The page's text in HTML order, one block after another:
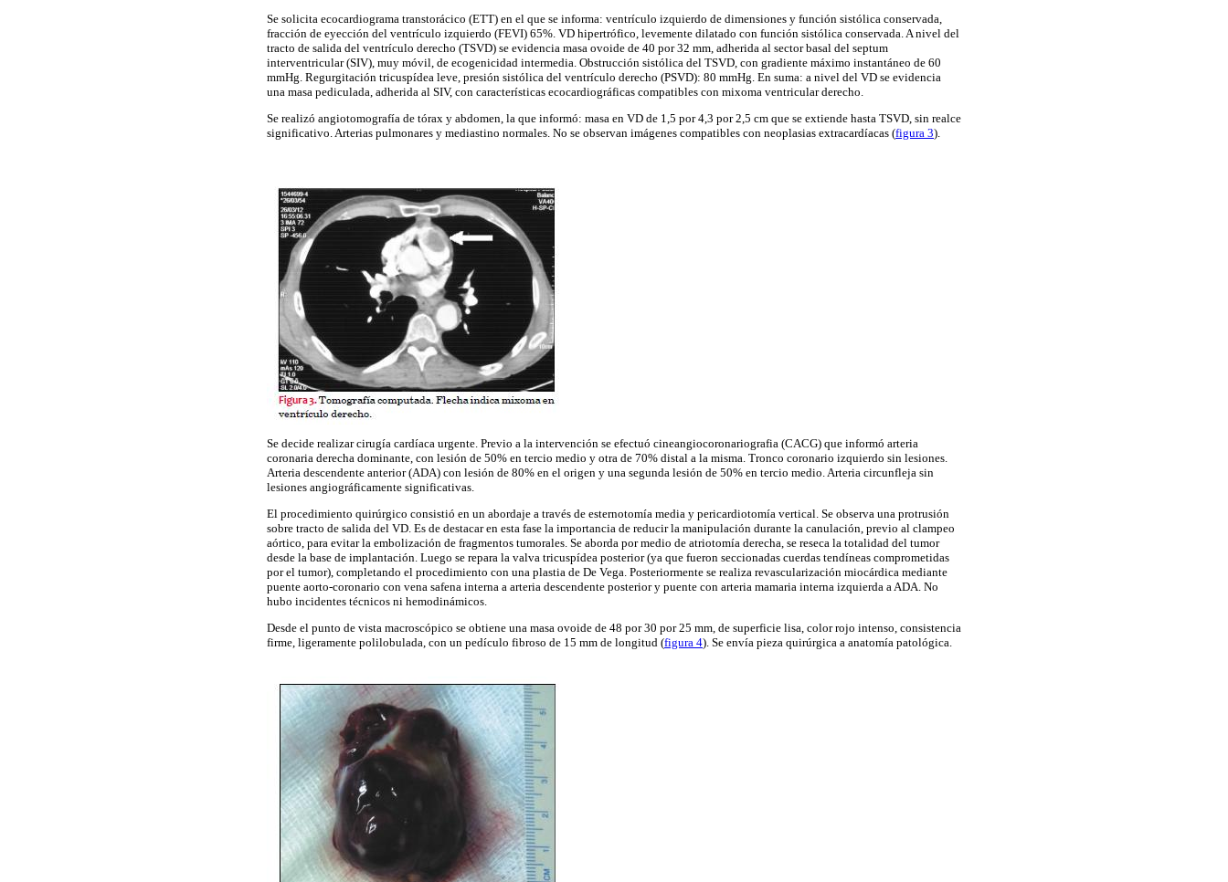
Se solicita ecocardiograma transtorácico (ETT) en el que se informa: ventrículo izquierdo de dimensiones y función sistólica conservada,
fracción de eyección del ventrículo izquierdo (FEVI) 65%. VD hipertrófico, levemente dilatado con función sistólica conservada. A nivel del
tracto de salida del ventrículo derecho (TSVD) se evidencia masa ovoide de 40 por 32 mm, adherida al sector basal del septum
interventricular (SIV), muy móvil, de ecogenicidad intermedia. Obstrucción sistólica del TSVD, con gradiente máximo instantáneo de 60
mmHg. Regurgitación tricuspídea leve, presión sistólica del ventrículo derecho (PSVD): 80 mmHg. En suma: a nivel del VD se evidencia
una masa pediculada, adherida al SIV, con características ecocardiográficas compatibles con mixoma ventricular derecho.
Se realizó angiotomografía de tórax y abdomen, la que informó: masa en VD de 1,5 por 4,3 por 2,5 cm que se extiende hasta TSVD, sin realce
significativo. Arterias pulmonares y mediastino normales. No se observan imágenes compatibles con neoplasias extracardíacas (figura 3).
Se decide realizar cirugía cardíaca urgente. Previo a la intervención se efectuó cineangiocoronariografia (CACG) que informó arteria
coronaria derecha dominante, con lesión de 50% en tercio medio y otra de 70% distal a la misma. Tronco coronario izquierdo sin lesiones.
Arteria descendente anterior (ADA) con lesión de 80% en el origen y una segunda lesión de 50% en tercio medio. Arteria circunfleja sin
lesiones angiográficamente significativas.
El procedimiento quirúrgico consistió en un abordaje a través de esternotomía media y pericardiotomía vertical. Se observa una protrusión
sobre tracto de salida del VD. Es de destacar en esta fase la importancia de reducir la manipulación durante la canulación, previo al clampeo
aórtico, para evitar la embolización de fragmentos tumorales. Se aborda por medio de atriotomía derecha, se reseca la totalidad del tumor
desde la base de implantación. Luego se repara la valva tricuspídea posterior (ya que fueron seccionadas cuerdas tendíneas comprometidas
por el tumor), completando el procedimiento con una plastia de De Vega. Posteriormente se realiza revascularización miocárdica mediante
puente aorto-coronario con vena safena interna a arteria descendente posterior y puente con arteria mamaria interna izquierda a ADA. No
hubo incidentes técnicos ni hemodinámicos.
Desde el punto de vista macroscópico se obtiene una masa ovoide de 48 por 30 por 25 mm, de superficie lisa, color rojo intenso, consistencia
firme, ligeramente polilobulada, con un pedículo fibroso de 15 mm de longitud (figura 4). Se envía pieza quirúrgica a anatomía patológica.